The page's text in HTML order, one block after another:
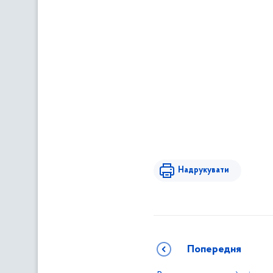
Надрукувати
Попередня